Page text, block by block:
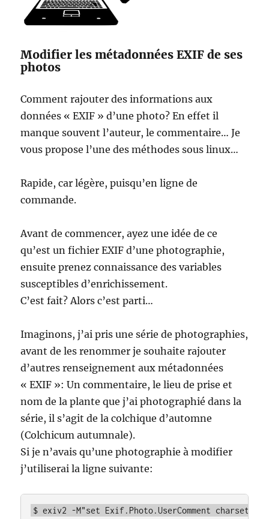
Modifier les métadonnées EXIF de ses
photos
Comment rajouter des informations aux
données « EXIF » d’une photo? En effet il
manque souvent l’auteur, le commentaire… Je
vous propose l’une des méthodes sous linux…
Rapide, car légère, puisqu’en ligne de
commande.
Avant de commencer, ayez une idée de ce
qu’est un fichier EXIF d’une photographie,
ensuite prenez connaissance des variables
susceptibles d’enrichissement.
C’est fait? Alors c’est parti…
Imaginons, j’ai pris une série de photographies,
avant de les renommer je souhaite rajouter
d’autres renseignement aux métadonnées
« EXIF »: Un commentaire, le lieu de prise et
nom de la plante que j’ai photographié dans la
série, il s’agit de la colchique d’automne
(Colchicum autumnale).
Si je n’avais qu’une photographie à modifier
j’utiliserai la ligne suivante:
$ exiv2 -M"set Exif.Photo.UserComment